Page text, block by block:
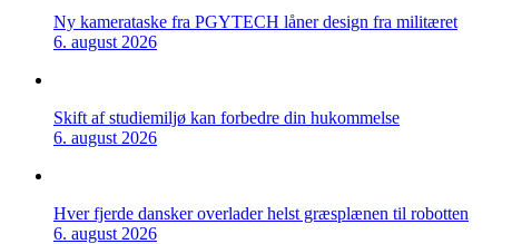
Ny kamerataske fra PGYTECH låner design fra militæret
6. august 2026
Skift af studiemiljø kan forbedre din hukommelse
6. august 2026
Hver fjerde dansker overlader helst græsplænen til robotten
6. august 2026